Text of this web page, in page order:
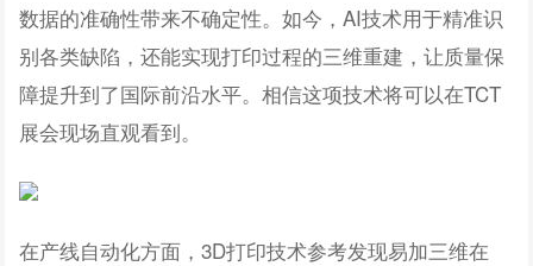
数据的准确性带来不确定性。如今，AI技术用于精准识
别各类缺陷，还能实现打印过程的三维重建，让质量保
障提升到了国际前沿水平。相信这项技术将可以在TCT
展会现场直观看到。
在产线自动化方面，3D打印技术参考发现易加三维在